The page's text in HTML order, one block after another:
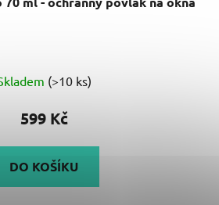
hodnocení
produktu
4,6
z
(>10 ks)
599 Kč
DO KOŠÍKU